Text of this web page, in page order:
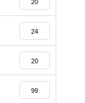
20
24
20
99